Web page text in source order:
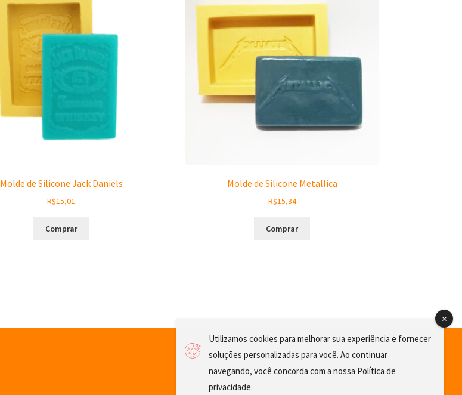
Molde de Silicone Jack Daniels
R$15,01
Comprar
Molde de Silicone Metallica
R$15,34
Comprar
Utilizamos cookies para melhorar sua experiência e fornecer
soluções personalizadas para você. Ao continuar
navegando, você concorda com a nossa Política de
privacidade.